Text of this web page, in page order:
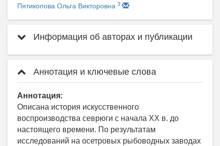
Пятикопова Ольга Викторовна 3
Информация об авторах и публикации
Аннотация и ключевые слова
Аннотация:
Описана история искусственного
воспроизводства севрюги с начала XX в. до
настоящего времени. По результатам
исследований на осетровых рыбоводных заводах